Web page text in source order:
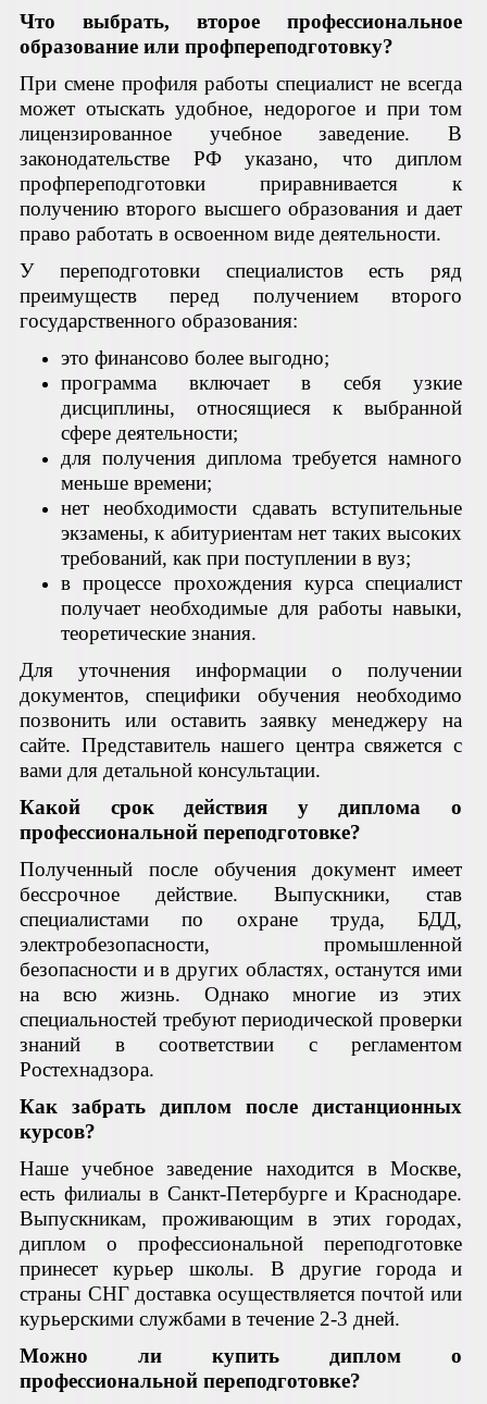
Что выбрать, второе профессиональное
образование или профпереподготовку?
При смене профиля работы специалист не всегда
может отыскать удобное, недорогое и при том
лицензированное учебное заведение. В
законодательстве РФ указано, что диплом
профпереподготовки приравнивается к
получению второго высшего образования и дает
право работать в освоенном виде деятельности.
У переподготовки специалистов есть ряд
преимуществ перед получением второго
государственного образования:
это финансово более выгодно;
программа включает в себя узкие
дисциплины, относящиеся к выбранной
сфере деятельности;
для получения диплома требуется намного
меньше времени;
нет необходимости сдавать вступительные
экзамены, к абитуриентам нет таких высоких
требований, как при поступлении в вуз;
в процессе прохождения курса специалист
получает необходимые для работы навыки,
теоретические знания.
Для уточнения информации о получении
документов, специфики обучения необходимо
позвонить или оставить заявку менеджеру на
сайте. Представитель нашего центра свяжется с
вами для детальной консультации.
Какой срок действия у диплома о
профессиональной переподготовке?
Полученный после обучения документ имеет
бессрочное действие. Выпускники, став
специалистами по охране труда, БДД,
электробезопасности, промышленной
безопасности и в других областях, останутся ими
на всю жизнь. Однако многие из этих
специальностей требуют периодической проверки
знаний в соответствии с регламентом
Ростехнадзора.
Как забрать диплом после дистанционных
курсов?
Наше учебное заведение находится в Москве,
есть филиалы в Санкт-Петербурге и Краснодаре.
Выпускникам, проживающим в этих городах,
диплом о профессиональной переподготовке
принесет курьер школы. В другие города и
страны СНГ доставка осуществляется почтой или
курьерскими службами в течение 2-3 дней.
Можно ли купить диплом о
профессиональной переподготовке?